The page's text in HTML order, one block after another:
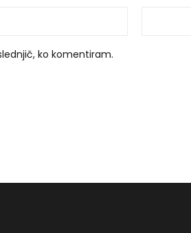
ko komentiram.